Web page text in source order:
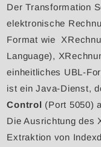
Der Transformation
elektronische
Format wie
Language),
einheitliches UBL-
ist ein Java-Dienst,
Control (Port 5050)
Die Ausrichtung des
Extraktion von